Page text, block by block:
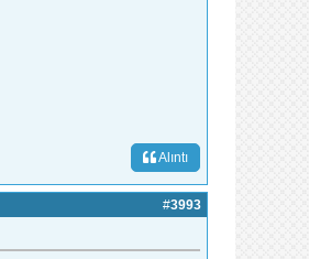
Alıntı
#3993